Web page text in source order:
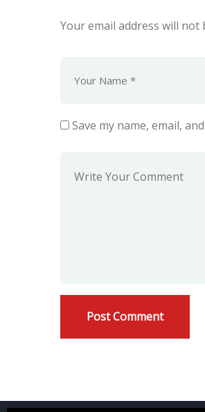
Your email address will not
Save my name, email,